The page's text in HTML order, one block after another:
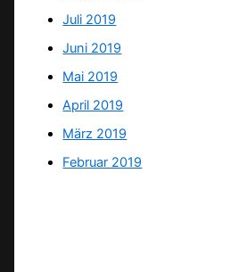
Juli 2019
Juni 2019
Mai 2019
April 2019
März 2019
Februar 2019